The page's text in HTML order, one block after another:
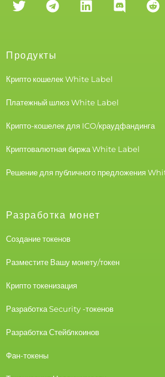
Продукты
Крипто кошелек White Label
Платежный шлюз White Label
Крипто-кошелек для ICO/краудфандинга
Криптовалютная биржа White Label
Решение для публичного предложения
Разработка монет
Создание токенов
Разместите Вашу монету/токен
Крипто токенизация
Разработка Security -токенов
Разработка Стейблкоинов
Фан-токены